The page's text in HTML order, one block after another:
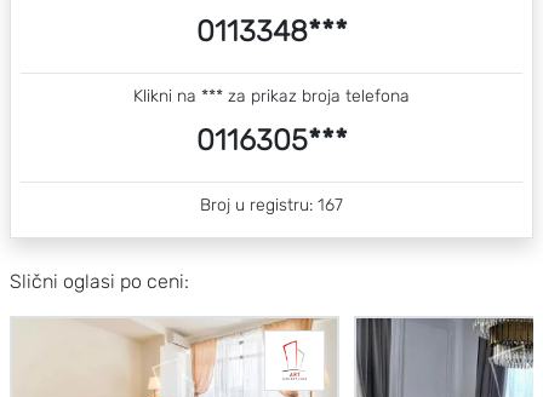
0113348***
Klikni na *** za prikaz broja telefona
0116305***
Broj u registru: 167
Slični oglasi po ceni: